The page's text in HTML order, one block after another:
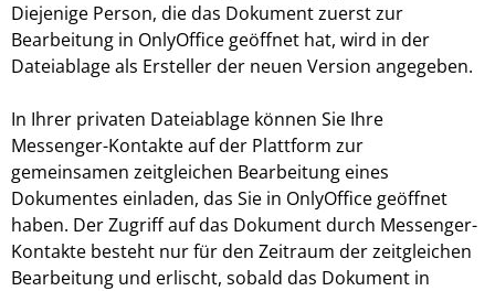
Diejenige Person, die das Dokument zuerst zur
Bearbeitung in OnlyOffice geöffnet hat, wird in der
Dateiablage als Ersteller der neuen Version angegeben.
In Ihrer privaten Dateiablage können Sie Ihre
Messenger-Kontakte auf der Plattform zur
gemeinsamen zeitgleichen Bearbeitung eines
Dokumentes einladen, das Sie in OnlyOffice geöffnet
haben. Der Zugriff auf das Dokument durch Messenger-
Kontakte besteht nur für den Zeitraum der zeitgleichen
Bearbeitung und erlischt, sobald das Dokument in